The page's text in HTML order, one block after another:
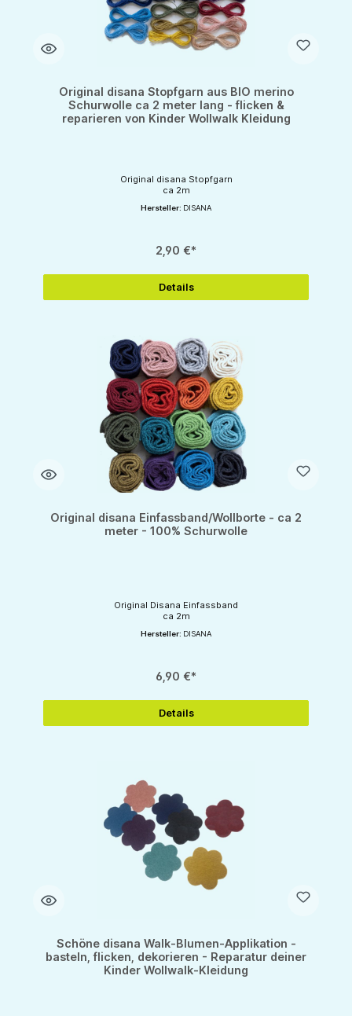
Original disana Stopfgarn aus BIO merino
Schurwolle ca 2 meter lang - flicken &
reparieren von Kinder Wollwalk Kleidung
Original disana Stopfgarn
ca 2m
Hersteller: DISANA
2,90 €*
Details
Original disana Einfassband/Wollborte - ca 2
meter - 100% Schurwolle
Original Disana Einfassband
ca 2m
Hersteller: DISANA
6,90 €*
Details
Schöne disana Walk-Blumen-Applikation -
basteln, flicken, dekorieren - Reparatur deiner
Kinder Wollwalk-Kleidung